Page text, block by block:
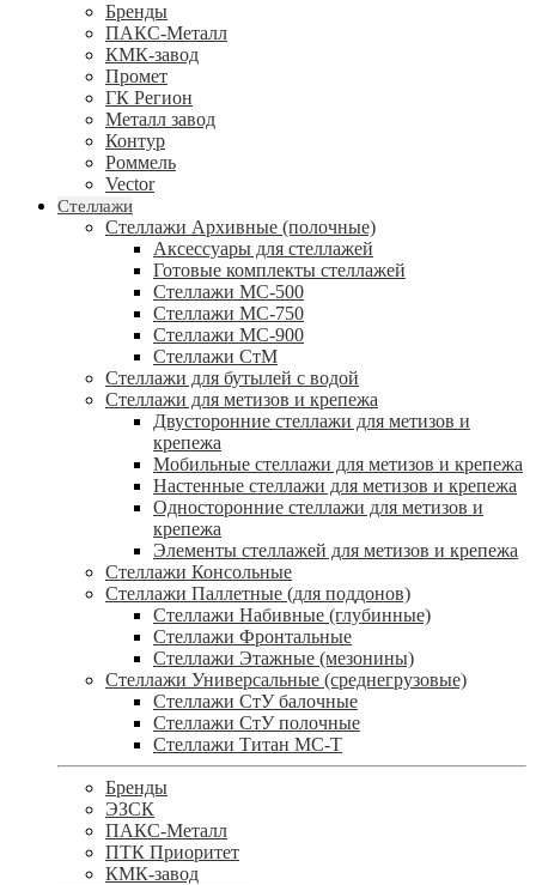
Бренды
ПАКС-Металл
КМК-завод
Промет
ГК Регион
Металл завод
Контур
Роммель
Vector
Стеллажи
Стеллажи Архивные (полочные)
Аксессуары для стеллажей
Готовые комплекты стеллажей
Стеллажи МС-500
Стеллажи МС-750
Стеллажи МС-900
Стеллажи СтМ
Стеллажи для бутылей с водой
Стеллажи для метизов и крепежа
Двусторонние стеллажи для метизов и
крепежа
Мобильные стеллажи для метизов и крепежа
Настенные стеллажи для метизов и крепежа
Односторонние стеллажи для метизов и
крепежа
Элементы стеллажей для метизов и крепежа
Стеллажи Консольные
Стеллажи Паллетные (для поддонов)
Стеллажи Набивные (глубинные)
Стеллажи Фронтальные
Стеллажи Этажные (мезонины)
Стеллажи Универсальные (среднегрузовые)
Стеллажи СтУ балочные
Стеллажи СтУ полочные
Стеллажи Титан МС-Т
Бренды
ЭЗСК
ПАКС-Металл
ПТК Приоритет
КМК-завод